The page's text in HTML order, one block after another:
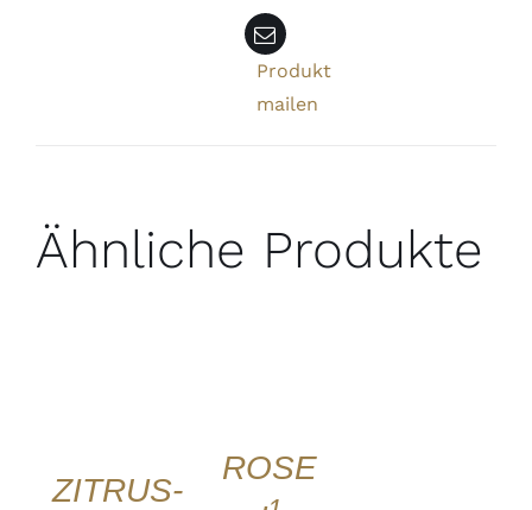
Produkt
mailen
Ähnliche Produkte
ZITRUS-
ROSE